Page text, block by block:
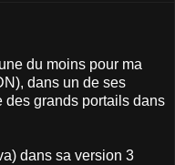
du moins pour ma
dans un de ses
des grands portails dans
dans sa version 3